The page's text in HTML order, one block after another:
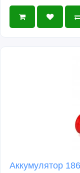
Аккумулятор